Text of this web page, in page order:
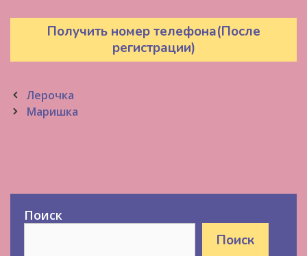
Получить номер телефона(После
регистрации)
Post
navigation
Лерочка
Маришка
Поиск
Поиск